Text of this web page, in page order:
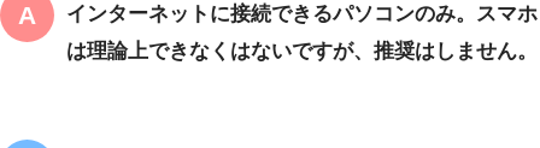
インターネットに接続できるパソコンのみ。スマホ
は理論上できなくはないですが、推奨はしません。